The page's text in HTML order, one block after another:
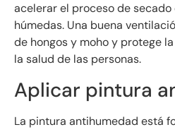
acelerar el proceso de
húmedas. Una buena
de hongos y moho y protege
la salud de las personas.
Aplicar pintura
La pintura antihumedad está